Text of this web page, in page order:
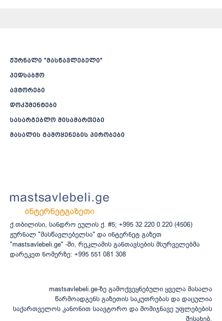
ჟურნალი ”მასწავლებელი”
პედსაბჭო
ავტორები
დოკუმენტები
სასარგებლო მისამართები
მასალის გამოყენების პირობები
ქ.თბილისი, სანდრო ეულის ქ. #5; +995 32 220 0 220 (4506)
ჟურნალ "მასწავლებელსა" და ინტერნეტ გაზეთ
"mastsavlebeli.ge" -ში, რეკლამის განთავსების მსურველებმა
დარეკეთ ნომერზე: +995 551 081 308
mastsavlebeli.ge-ზე გამოქვეყნებული ყველა მასალა
წარმოადგენს გაზეთის საკუთრებას და დაცულია
საქართველოს კანონით საავტორო და მომიჯნავე უფლებების
შესახებ.